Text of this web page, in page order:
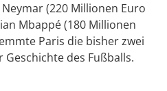
(220 Millionen Euro
Mbappé (180 Millionen
Paris die bisher zwei
des Fußballs.